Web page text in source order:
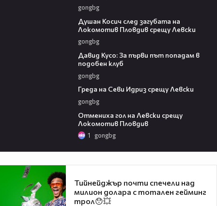
gongbg
Душан Косич след загубата на
Локомотив Пловдив срещу Левски
gongbg
Давид Кусо: За първи път попадам в
подобен клуб
gongbg
Греда на Севи Идриз срещу Левски
gongbg
Отмениха гол на Левски срещу
Локомотив Пловдив
1 gongbg
Тийнейджър почти спечели над
милион долара с тотален гейминг
трол😯💥